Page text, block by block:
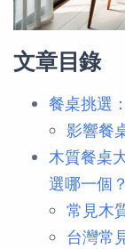
文章目錄
餐桌挑選
影響餐
木質餐桌
選哪一個？
常見木
台灣常